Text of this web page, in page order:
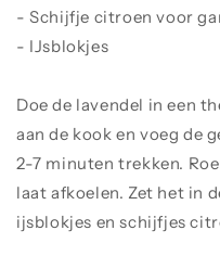
- Schijfje citroen voor
- IJsblokjes
Doe de lavendel in een
aan de kook en voeg de
2-7 minuten trekken.
laat afkoelen. Zet het in
ijsblokjes en schijfjes